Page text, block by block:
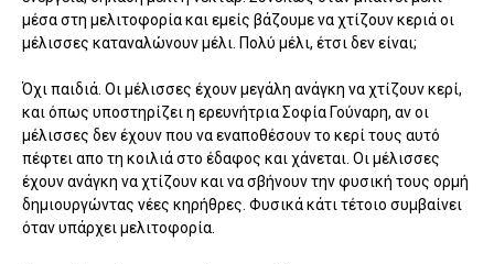
μέσα στη μελιτοφορία και εμείς βάζουμε να χτίζουν κεριά οι
μέλισσες καταναλώνουν μέλι. Πολύ μέλι, έτσι δεν είναι;
Όχι παιδιά. Οι μέλισσες έχουν μεγάλη ανάγκη να χτίζουν κερί,
και όπως υποστηρίζει η ερευνήτρια Σοφία Γούναρη, αν οι
μέλισσες δεν έχουν που να εναποθέσουν το κερί τους αυτό
πέφτει απο τη κοιλιά στο έδαφος και χάνεται. Οι μέλισσες
έχουν ανάγκη να χτίζουν και να σβήνουν την φυσική τους ορμή
δημιουργώντας νέες κηρήθρες. Φυσικά κάτι τέτοιο συμβαίνει
όταν υπάρχει μελιτοφορία.